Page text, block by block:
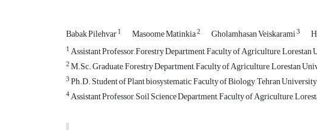
Babak Pilehvar1 Masoome Matinkia2 Gholamhasan Veiskarami3
1Assistant Professor, Forestry Department, Faculty of Agriculture,
2M.Sc. Graduate, Forestry Department, Faculty of Agriculture, Lorestan
3Ph.D. Student of Plant biosystematic, Faculty of Biology, Tehran
4Assistant Professor, Soil Science Department, Faculty of Agriculture,